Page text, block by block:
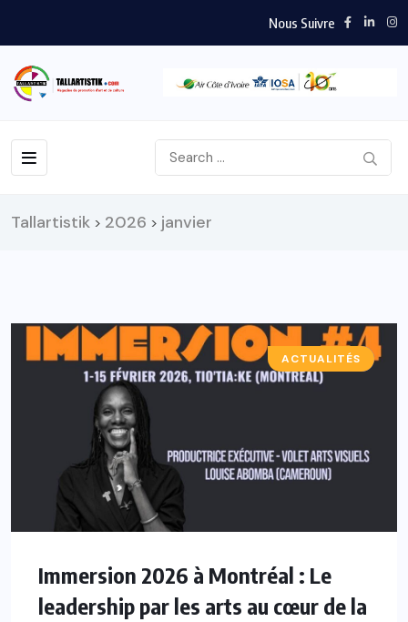
Nous Suivre
Tallartistik > 2026 > janvier
A LA UNE
ACTUALITÉS
Immersion 2026 à Montréal : Le
leadership par les arts au cœur de la